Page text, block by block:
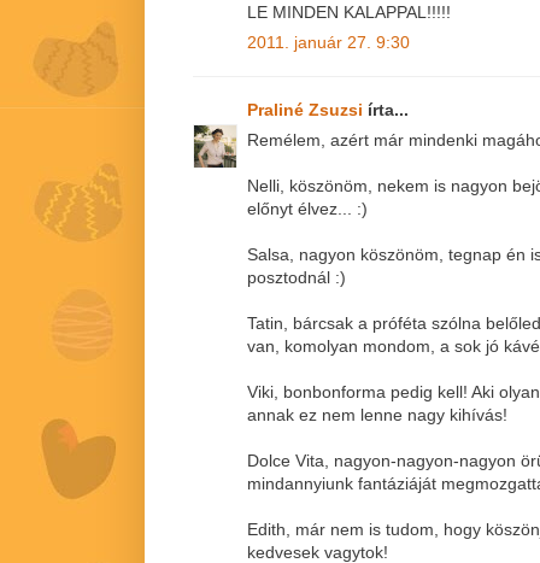
LE MINDEN KALAPPAL!!!!!
2011. január 27. 9:30
Praliné Zsuzsi írta...
Remélem, azért már mindenki
Nelli, köszönöm, nekem is nagyon
előnyt élvez... :)
Salsa, nagyon köszönöm, tegnap én
posztodnál :)
Tatin, bárcsak a próféta szólna
van, komolyan mondom, a sok jó
Viki, bonbonforma pedig kell! Aki
annak ez nem lenne nagy kihívás!
Dolce Vita, nagyon-nagyon-nagyon
mindannyiunk fantáziáját
Edith, már nem is tudom, hogy
kedvesek vagytok!